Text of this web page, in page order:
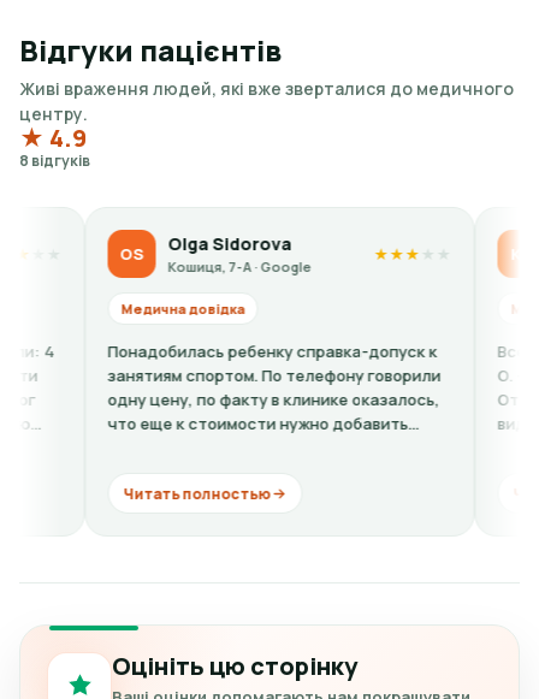
Відгуки пацієнтів
Живі враження людей, які вже зверталися до медичного
центру.
★ 4.9
8 відгуків
OS Olga Sidorova
Кошиця, 7-А · Google
★★
Медична довідка
Понадобилась ребенку справка-допуск к
занятиям спортом. По телефону говорили
одну цену, по факту в клинике оказалось,
что еще к стоимости нужно добавить
Читать полностью
KP
Кошиця, 7-
Медична довідка
Все вежливые,
О. - ужасный
Отчитывает за
видит, дерзит,
Оцініть цю сторінку